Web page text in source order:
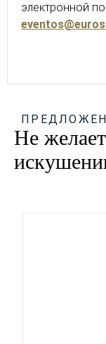
электронной
Не